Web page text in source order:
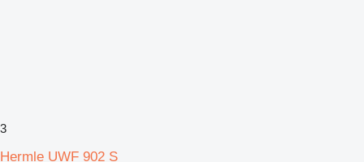
3
Hermle UWF 902 S